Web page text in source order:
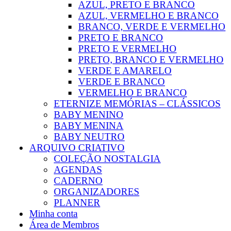
AZUL, PRETO E BRANCO
AZUL, VERMELHO E BRANCO
BRANCO, VERDE E VERMELHO
PRETO E BRANCO
PRETO E VERMELHO
PRETO, BRANCO E VERMELHO
VERDE E AMARELO
VERDE E BRANCO
VERMELHO E BRANCO
ETERNIZE MEMÓRIAS – CLÁSSICOS
BABY MENINO
BABY MENINA
BABY NEUTRO
ARQUIVO CRIATIVO
COLEÇÃO NOSTALGIA
AGENDAS
CADERNO
ORGANIZADORES
PLANNER
Minha conta
Área de Membros